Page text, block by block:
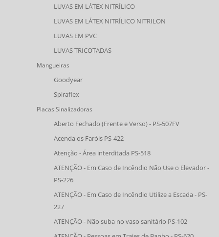
LUVAS EM LÁTEX NITRÍLICO
LUVAS EM LÁTEX NITRÍLICO NITRILON
LUVAS EM PVC
LUVAS TRICOTADAS
Mangueiras
Goodyear
Spiraflex
Placas Sinalizadoras
Aberto Fechado (Frente e Verso) - PS-507FV
Acenda os Faróis PS-422
Atenção - Área interditada PS-518
ATENÇÃO - Em Caso de Incêndio Não Use o Elevador -
PS-226
ATENÇÃO - Em Caso de Incêndio Utilize a Escada - PS-
227
ATENÇÃO - Não suba no vaso sanitário PS-102